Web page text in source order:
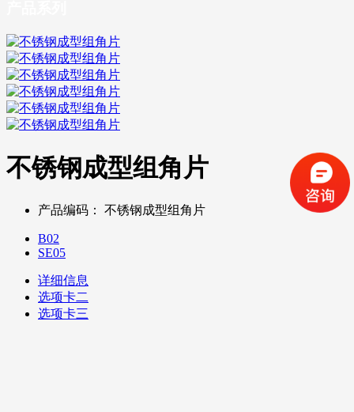
不锈钢成型组角片
产品编码： 不锈钢成型组角片
B02
SE05
详细信息
选项卡二
选项卡三